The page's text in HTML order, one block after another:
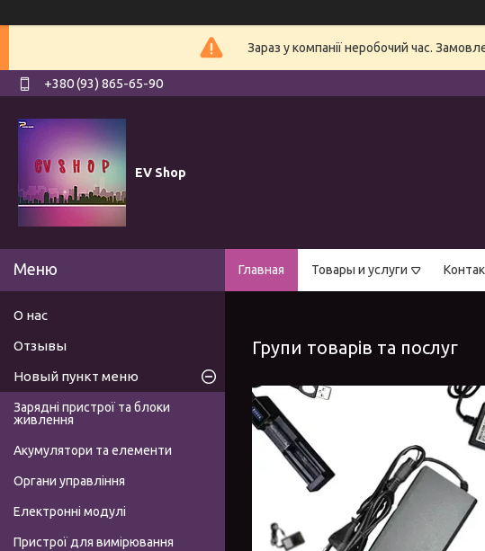
Зараз у компанії неробочий час.
+380 (93) 865-65-90
EV Shop
Главная Товары и услуги
Групи товарів та послуг
О нас
Отзывы
Новый пункт меню
Зарядні пристрої та блоки
живлення
Акумулятори та елементи
Органи управління
Електронні модулі
Пристрої для вимірювання